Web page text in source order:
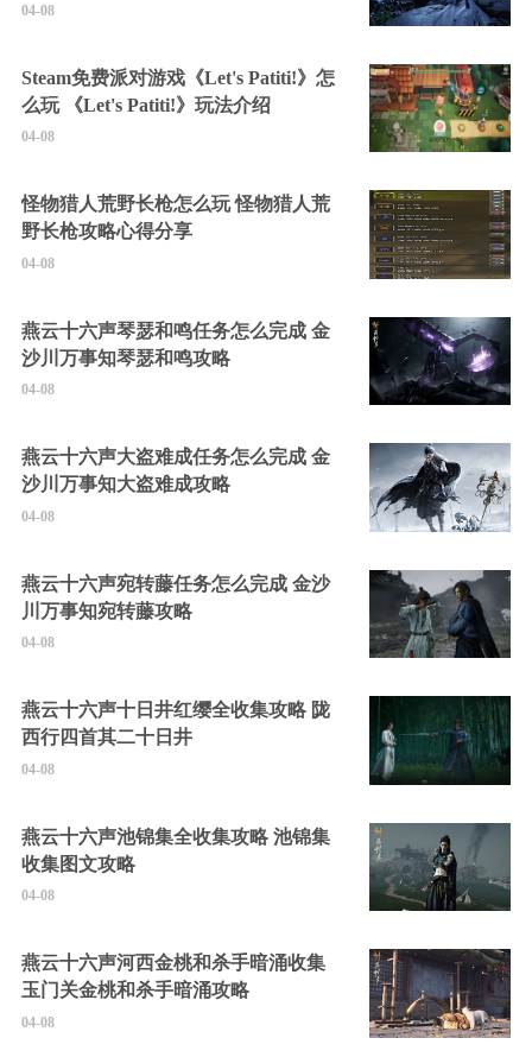
04-08
Steam免费派对游戏《Let's Patiti!》怎
么玩 《Let's Patiti!》玩法介绍
04-08
怪物猎人荒野长枪怎么玩 怪物猎人荒
野长枪攻略心得分享
04-08
燕云十六声琴瑟和鸣任务怎么完成 金
沙川万事知琴瑟和鸣攻略
04-08
燕云十六声大盗难成任务怎么完成 金
沙川万事知大盗难成攻略
04-08
燕云十六声宛转藤任务怎么完成 金沙
川万事知宛转藤攻略
04-08
燕云十六声十日井红缨全收集攻略 陇
西行四首其二十日井
04-08
燕云十六声池锦集全收集攻略 池锦集
收集图文攻略
04-08
燕云十六声河西金桃和杀手暗涌收集
玉门关金桃和杀手暗涌攻略
04-08